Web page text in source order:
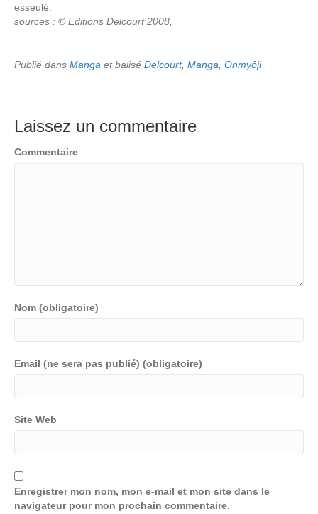
esseulé.
sources : © Editions Delcourt 2008,
Publié dans Manga et balisé Delcourt, Manga Onmyôji
Laissez un commentaire
Commentaire
Nom (obligatoire)
Email (ne sera pas publié) (obligatoire)
Site Web
Enregistrer mon nom, mon e-mail et mon site dans le
navigateur pour mon prochain commentaire.